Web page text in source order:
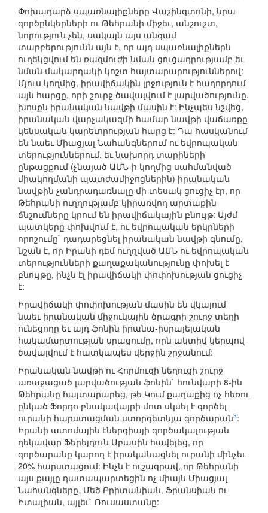
Փոխադարձ սպառնալիքները Վաշինգտոնի, նրա
գործընկերների ու Թեհրանի միջեւ, անշուշտ,
նորություն չեն, սակայն այս անգամ
տարբերությունն այն է, որ այդ սպառնալիքներն
ուղեկցվում են ռազմուժի նման ցուցադրությամբ եւ
նման մակարդակի կոշտ հայտարարություններով:
Մյուս կողմից, իրավիճակին լրջություն է հաղորդում
այն հարցը, որի շուրջ ծավալվում է լարվածությունը.
խոսքն իրանական նավթի մասին է: Ինչպես նշվեց,
իրանական վարչակազմի համար նավթի վաճառքը
կենսական կարեւորության հարց է: Դա հասկանում
են նաեւ Միացյալ Նահանգներում ու եվրոպական
տերություններում, եւ նախորդ տարիների
ընթացքում (չնայած ԱՄՆ-ի կողմից սահմանված
միակողմանի պատժամիջոցներին) իրանական
նավթին չանդրադառնալը մի տեսակ ցուցիչ էր, որ
Թեհրանի ուղղությամբ կիրառվող արտաքին
ճնշումները կրում են իրավիճակային բնույթ: Այժմ
պատկերը փոխվում է, ու եվրոպական երկրների
որոշումը` դադարեցնել իրանական նավթի գնումը,
նշան է, որ Իրանի դեմ ուղղված ԱՄՆ ու եվրոպական
տերությունների քաղաքականությունը փոխել է
բնույթը, ինչն էլ իրավիճակի փոփոխության ցուցիչ
է:
Իրավիճակի փոփոխության մասին են վկայում
նաեւ իրանական միջուկային ծրագրի շուրջ տեղի
ունեցողը եւ այդ ֆոնին իրանա-իսրայելական
հակամարտության սրացումը, որն ակտիվ կերպով
ծավալվում է հատկապես վերջին շրջանում:
Իրանական նավթի ու Հորմուզի նեղուցի շուրջ
առաջացած լարվածության ֆոնին` հունվարի 8-ին
Թեհրանը հայտարարեց, թե Կում քաղաքից ոչ հեռու
ընկած Ֆորդո բնակավայրի մոտ սկսել է գործել
ուրանի հարստացման ստորգետնյա գործարան3:
Իրանի ատոմային էներգիայի գործակալության
ղեկավար Ֆերեյդուն Աբասին հավելեց, որ
գործարանը կարող է իրականացնել ուրանի մինչեւ
20% հարստացում: Ինչն է ուշագրավ, որ Թեհրանի
այս քայլը դատապարտեցին ոչ միայն Միացյալ
Նահանգները, Մեծ Բրիտանիան, Ֆրանսիան ու
Իտալիան, այլեւ` Ռուսաստանը: